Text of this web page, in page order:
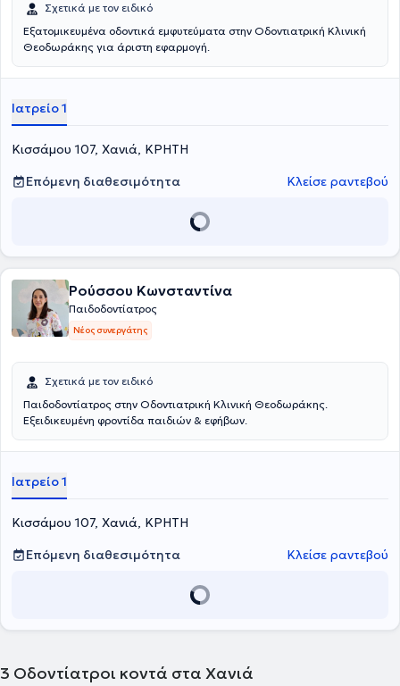
Σχετικά με τον ειδικό
Εξατομικευμένα οδοντικά εμφυτεύματα στην Οδοντιατρική Κλινική
Θεοδωράκης για άριστη εφαρμογή.
Ιατρείο 1
Κισσάμου 107, Χανιά, ΚΡΗΤΗ
Επόμενη διαθεσιμότητα
Κλείσε ραντεβού
Ρούσσου Κωνσταντίνα
Παιδοδοντίατρος
Νέος συνεργάτης
Σχετικά με τον ειδικό
Παιδοδοντίατρος στην Οδοντιατρική Κλινική Θεοδωράκης.
Εξειδικευμένη φροντίδα παιδιών & εφήβων.
Ιατρείο 1
Κισσάμου 107, Χανιά, ΚΡΗΤΗ
Επόμενη διαθεσιμότητα
Κλείσε ραντεβού
3 Οδοντίατροι κοντά στα Χανιά